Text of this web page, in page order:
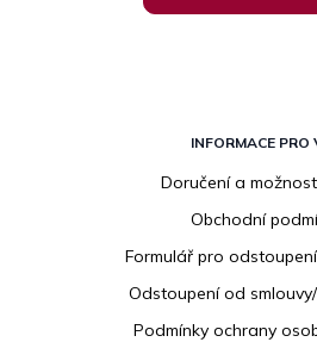
INFORMACE PRO
Doručení a
Obchodní
Formulář pro
Odstoupení od
Podmínky ochrany